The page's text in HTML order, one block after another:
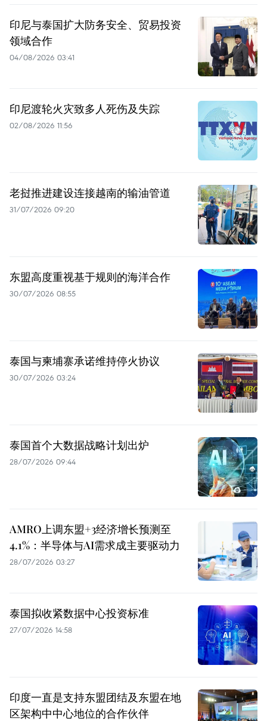
印尼与泰国扩大防务安全、贸易投资
领域合作
04/08/2026 03:41
印尼渡轮火灾致多人死伤及失踪
02/08/2026 11:56
老挝推进建设连接越南的输油管道
31/07/2026 09:20
东盟高度重视基于规则的海洋合作
30/07/2026 08:55
泰国与柬埔寨承诺维持停火协议
30/07/2026 03:24
泰国首个大数据战略计划出炉
28/07/2026 09:44
AMRO上调东盟+3经济增长预测至
4.1%：半导体与AI需求成主要驱动力
28/07/2026 03:27
泰国拟收紧数据中心投资标准
27/07/2026 14:58
印度一直是支持东盟团结及东盟在地
区架构中中心地位的合作伙伴